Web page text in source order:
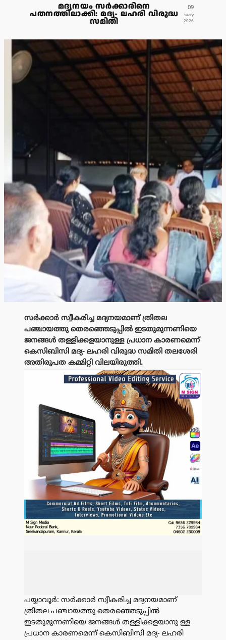
മദ്യനയം സർക്കാരിനെ
പതനത്തിലാക്കി: മദ്യ- ലഹരി വിരുദ്ധ
സമിതി
09
January
2026
സർക്കാർ സ്വീകരിച്ച മദ്യനയമാണ് ത്രിതല
പഞ്ചായത്തു തെരഞ്ഞെടുപ്പിൽ ഇടതുമുന്നണിയെ
ജനങ്ങൾ തള്ളിക്കളയാനുള്ള പ്രധാന കാരണമെന്ന്
കെസിബിസി മദ്യ- ലഹരി വിരുദ്ധ സമിതി തലശേരി
അതിരൂപത കമ്മിറ്റി വിലയിരുത്തി.
പരസ്യം
പയ്യാവൂർ: സർക്കാർ സ്വീകരിച്ച മദ്യനയമാണ്
ത്രിതല പഞ്ചായത്തു തെരഞ്ഞെടുപ്പിൽ
ഇടതുമുന്നണിയെ ജനങ്ങൾ തള്ളിക്കളയാനു ള്ള
പ്രധാന കാരണമെന്ന് കെസിബിസി മദ്യ- ലഹരി